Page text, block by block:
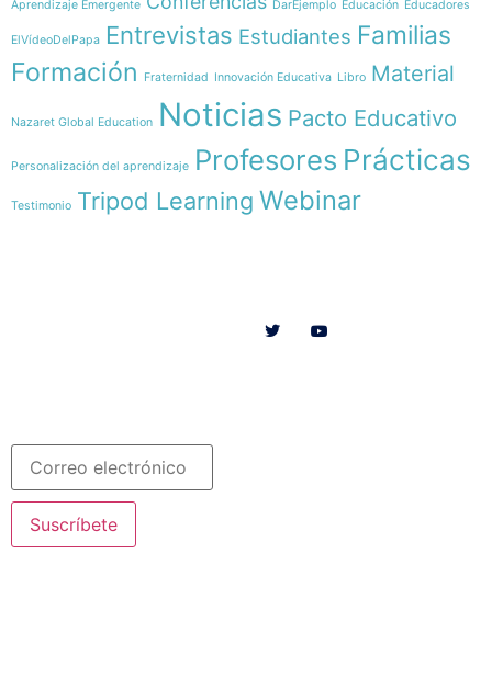
Aprendizaje Emergente DarEjemplo Educación Educadores
ElVídeoDelPapa Entrevistas Estudiantes Familias
Formación
Fraternidad Innovación Educativa Libro Material
Nazaret Global Education Noticias Pacto Educativo
Personalización del aprendizaje Profesores Prácticas
Testimonio Tripod Learning Webinar
Suscríbete